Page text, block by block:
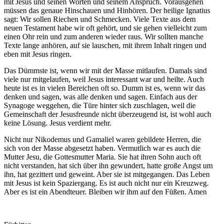
mit Jesus und seinen Worten und seinem Anspruch. Vorausgehen
müssen das genaue Hinschauen und Hinhören. Der heilige Ignatius
sagt: Wir sollen Riechen und Schmecken. Viele Texte aus dem
neuen Testament habe wir oft gehört, und sie gehen vielleicht zum
einen Ohr rein und zum anderen wieder raus. Wir sollten manche
Texte lange anhören, auf sie lauschen, mit ihrem Inhalt ringen und
eben mit Jesus ringen.
Das Dümmste ist, wenn wir mit der Masse mitlaufen. Damals sind
viele nur mitgelaufen, weil Jesus interessant war und heilte. Auch
heute ist es in vielen Bereichen oft so. Dumm ist es, wenn wir das
denken und sagen, was alle denken und sagen. Einfach aus der
Synagoge weggehen, die Türe hinter sich zuschlagen, weil die
Gemeinschaft der Jesusfreunde nicht überzeugend ist, ist wohl auch
keine Lösung. Jesus verdient mehr.
Nicht nur Nikodemus und Gamaliel waren gebildete Herren, die
sich von der Masse abgesetzt haben. Vermutlich war es auch die
Mutter Jesu, die Gottesmutter Maria. Sie hat ihren Sohn auch oft
nicht verstanden, hat sich über ihn gewundert, hatte große Angst um
ihn, hat gezittert und geweint. Aber sie ist mitgegangen. Das Leben
mit Jesus ist kein Spaziergang. Es ist auch nicht nur ein Kreuzweg.
Aber es ist ein Abendteuer. Bleiben wir ihm auf den Füßen. Amen